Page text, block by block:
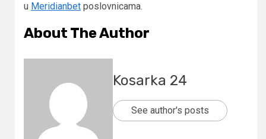
u Meridianbet poslovnicama.
About The Author
Kosarka 24
See author's posts